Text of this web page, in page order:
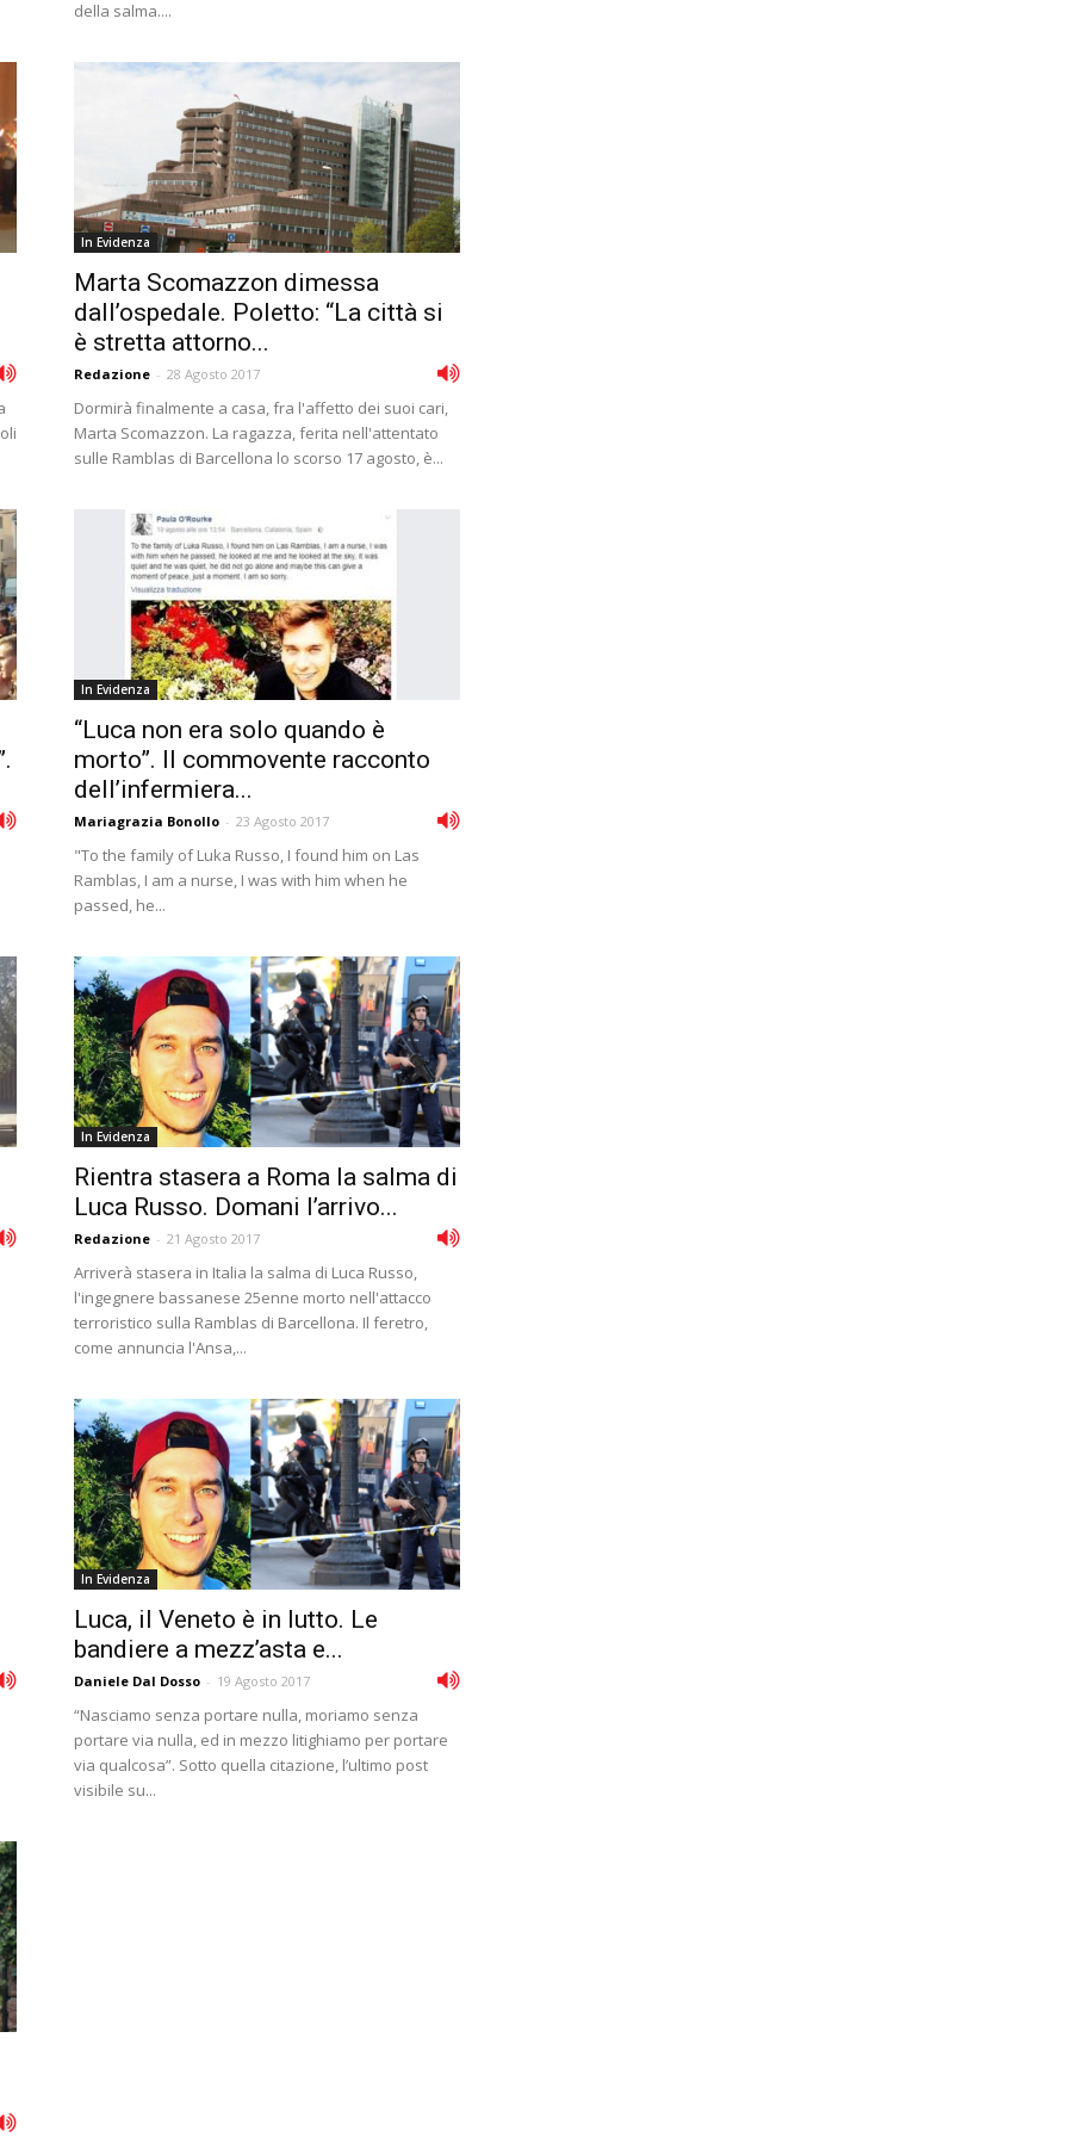
della salma....
In Evidenza
Marta Scomazzon dimessa
dall’ospedale. Poletto: “La città si
è stretta attorno...
Redazione - 28 Agosto 2017
Dormirà finalmente a casa, fra l'affetto dei suoi cari,
Marta Scomazzon. La ragazza, ferita nell'attentato
sulle Ramblas di Barcellona lo scorso 17 agosto, è...
In Evidenza
“Luca non era solo quando è
morto”. Il commovente racconto
dell’infermiera...
Mariagrazia Bonollo - 23 Agosto 2017
"To the family of Luka Russo, I found him on Las
Ramblas, I am a nurse, I was with him when he
passed, he...
In Evidenza
Rientra stasera a Roma la salma di
Luca Russo. Domani l’arrivo...
Redazione - 21 Agosto 2017
Arriverà stasera in Italia la salma di Luca Russo,
l'ingegnere bassanese 25enne morto nell'attacco
terroristico sulla Ramblas di Barcellona. Il feretro,
come annuncia l'Ansa,...
In Evidenza
Luca, il Veneto è in lutto. Le
bandiere a mezz’asta e...
Daniele Dal Dosso - 19 Agosto 2017
“Nasciamo senza portare nulla, moriamo senza
portare via nulla, ed in mezzo litighiamo per portare
via qualcosa”. Sotto quella citazione, l’ultimo post
visibile su...